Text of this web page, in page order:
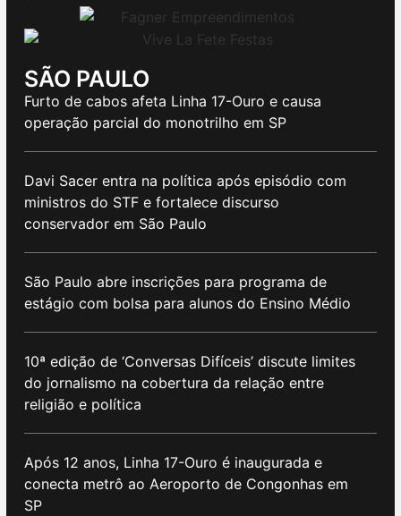
SÃO PAULO
Furto de cabos afeta Linha 17-Ouro e causa
operação parcial do monotrilho em SP
Davi Sacer entra na política após episódio com
ministros do STF e fortalece discurso
conservador em São Paulo
São Paulo abre inscrições para programa de
estágio com bolsa para alunos do Ensino Médio
10ª edição de ‘Conversas Difíceis’ discute limites
do jornalismo na cobertura da relação entre
religião e política
Após 12 anos, Linha 17-Ouro é inaugurada e
conecta metrô ao Aeroporto de Congonhas em
SP